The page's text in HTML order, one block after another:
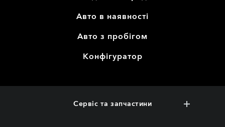
Авто в наявності
Авто з пробігом
Конфігуратор
Сервіс та запчастини